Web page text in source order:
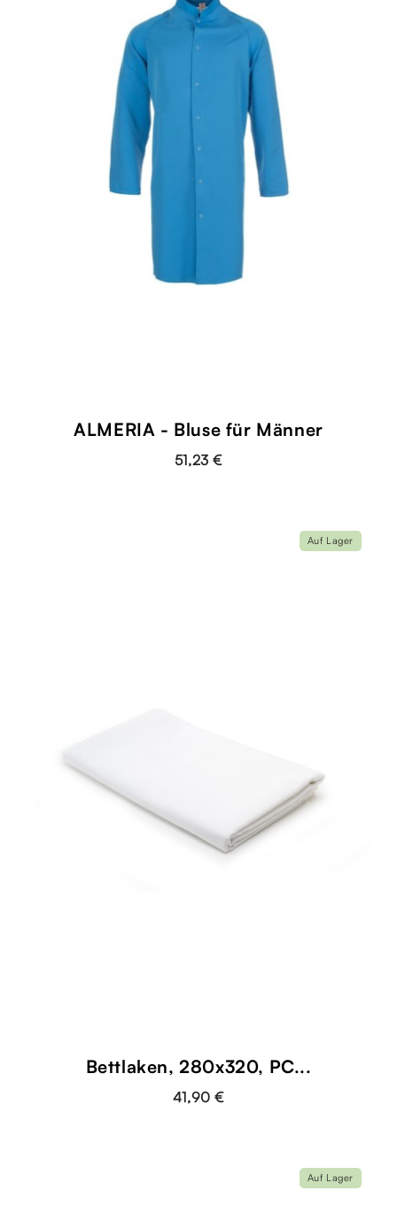
ALMERIA - Bluse für Männer
51,23 €
Bettlaken, 280x320, PC...
41,90 €
Auf Lager
Auf Lager